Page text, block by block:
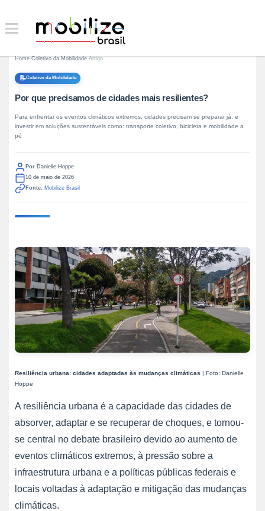
Home›Coletivo da Mobilidade›Artigo
📝Coletivo da Mobilidade
Por que precisamos de cidades mais resilientes?
Para enfrentar os eventos climáticos extremos, cidades precisam se preparar já, e
investir em soluções sustentáveis como: transporte coletivo, bicicleta e mobilidade a
pé
Por Danielle Hoppe
10 de maio de 2026
Fonte: Mobilize Brasil
Resiliência urbana: cidades adaptadas às mudanças climáticas | Foto: Danielle
Hoppe
A resiliência urbana é a capacidade das cidades de
absorver, adaptar e se recuperar de choques, e tornou-
se central no debate brasileiro devido ao aumento de
eventos climáticos extremos, à pressão sobre a
infraestrutura urbana e a políticas públicas federais e
locais voltadas à adaptação e mitigação das mudanças
climáticas.